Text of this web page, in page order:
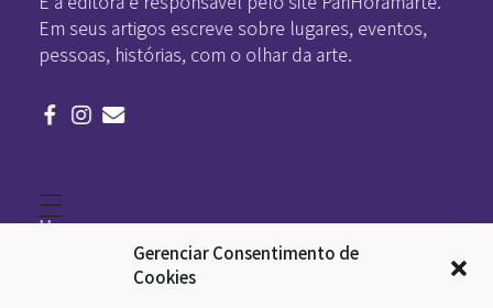
Gerenciar Consentimento de
Cookies
Em seus artigos escreve sobre lugares, eventos,
pessoas, histórias, com o olhar da arte.
Home